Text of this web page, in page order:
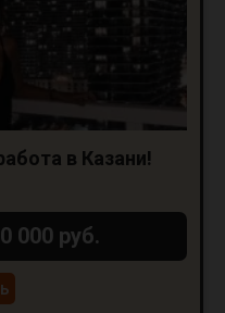
в Казани!
000 руб.